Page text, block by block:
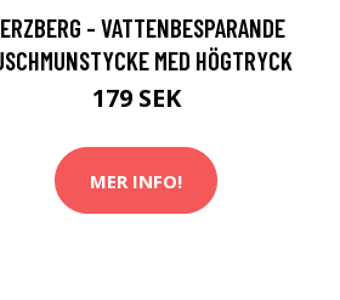
- VATTENBESPARANDE
MED HÖGTRYCK
179 SEK
MER INFO!